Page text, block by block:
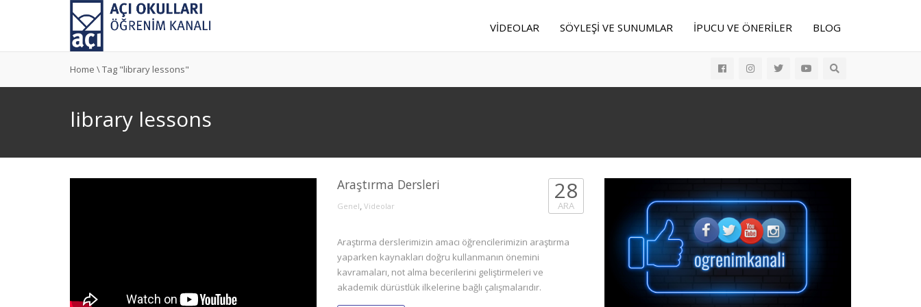
VIDEOLAR SÖYLEŞI VE SUNUMLAR İPUCU VE ÖNERILER BLOG
Home \Tag "library lessons"
library lessons
Araştırma Dersleri
Genel, Videolar
28
ARA
Araştırma derslerimizin amacı öğrencilerimizin araştırma
yaparken kaynakları doğru kullanmanın önemini
kavramaları, not alma becerilerini geliştirmeleri ve
akademik dürüstlük ilkelerine bağlı çalışmalarıdır.